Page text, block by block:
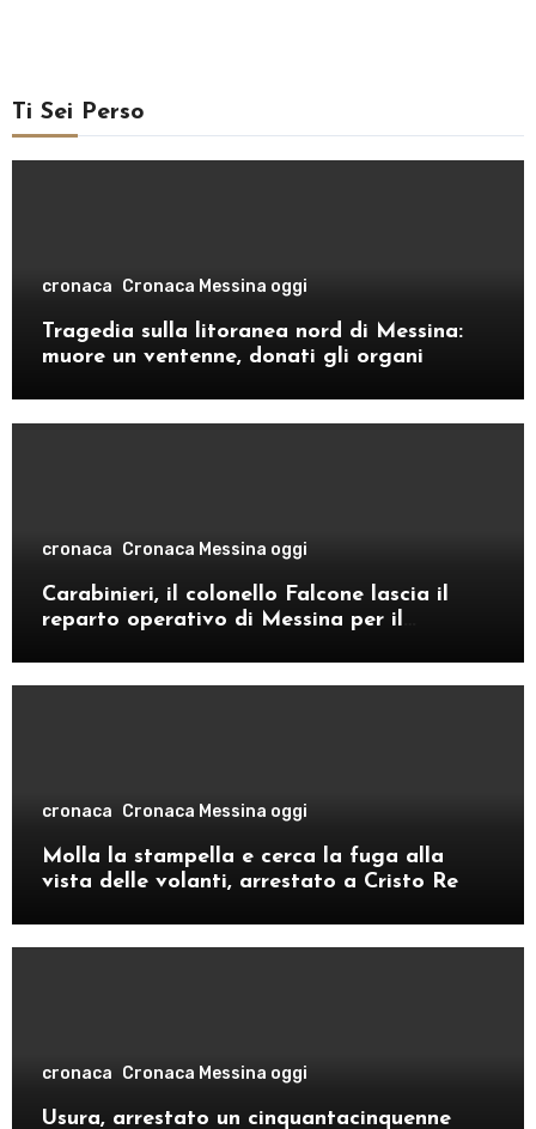
Ti Sei Perso
cronaca Cronaca Messina oggi
Tragedia sulla litoranea nord di Messina:
muore un ventenne, donati gli organi
cronaca Cronaca Messina oggi
Carabinieri, il colonello Falcone lascia il
reparto operativo di Messina per il
cronaca Cronaca Messina oggi
Molla la stampella e cerca la fuga alla
vista delle volanti, arrestato a Cristo Re
cronaca Cronaca Messina oggi
Usura, arrestato un cinquantacinquenne